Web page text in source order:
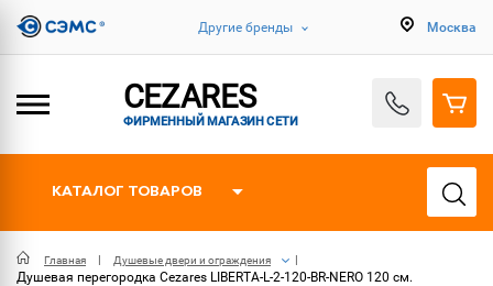
Другие бренды Москва
CEZARES
ФИРМЕННЫЙ МАГАЗИН СЕТИ
КАТАЛОГ ТОВАРОВ
Главная Душевые двери и ограждения
Душевая перегородка Cezares LIBERTA-L-2-120-BR-NERO 120 см.